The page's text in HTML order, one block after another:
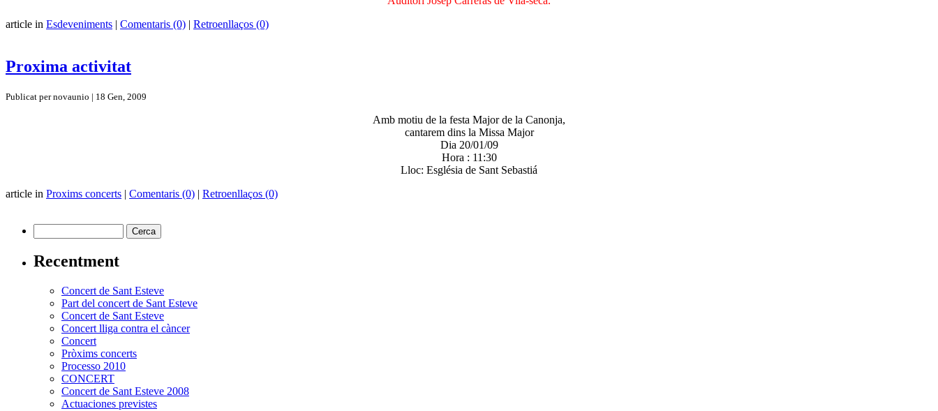
article in Esdeveniments | Comentaris (0) | Retroenllaços (0)
Proxima activitat
Publicat per novaunio | 18 Gen, 2009
Amb motiu de la festa Major de la Canonja,
cantarem dins la Missa Major
Dia 20/01/09
Hora : 11:30
Lloc: Església de Sant Sebastiá
article in Proxims concerts | Comentaris (0) | Retroenllaços (0)
Recentment
Concert de Sant Esteve
Part del concert de Sant Esteve
Concert de Sant Esteve
Concert lliga contra el càncer
Concert
Pròxims concerts
Processo 2010
CONCERT
Concert de Sant Esteve 2008
Actuaciones previstes